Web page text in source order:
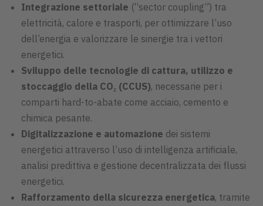
Integrazione settoriale (“sector coupling”) tra
elettricità, calore e trasporti, per ottimizzare l’uso
dell’energia e valorizzare le sinergie tra i vettori
energetici.
Sviluppo delle tecnologie di cattura, utilizzo e
stoccaggio della CO₂ (CCUS), necessarie per i
comparti hard-to-abate come acciaio, cemento e
chimica pesante.
Digitalizzazione e automazione dei sistemi
energetici attraverso l’uso di intelligenza artificiale,
analisi predittiva e gestione decentralizzata dei flussi
energetici.
Rafforzamento della sicurezza energetica, tramite